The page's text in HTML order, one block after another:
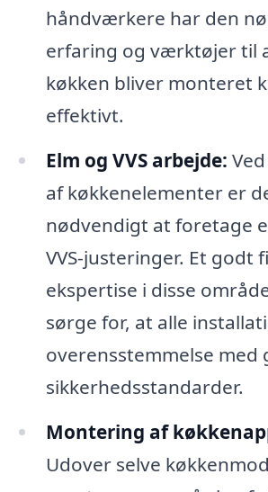
håndværkere har den
erfaring og værktøjer til
køkken bliver monteret
effektivt.
Elm og VVS arbejde:
af køkkenelementer er
nødvendigt at foretage
VVS-justeringer. Et godt
ekspertise i disse
sørge for, at alle
overensstemmelse
sikkerhedsstandarder.
Montering af
Udover selve